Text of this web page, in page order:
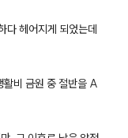
다 헤어지게 되었는데
활비 금원 중 절반을 A